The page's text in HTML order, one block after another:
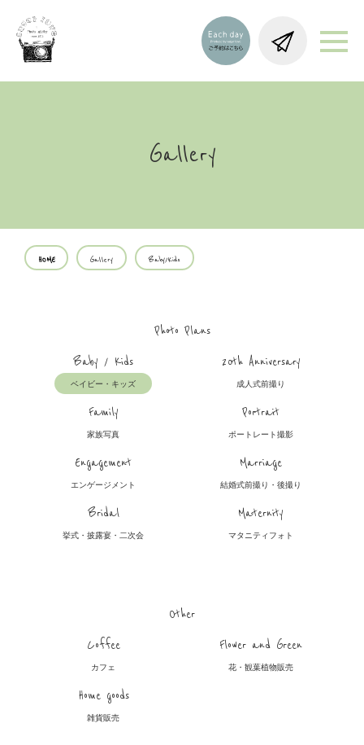
Gallery
HOME Gallery Baby/Kids
Photo Plans
Baby / Kids
ベイビー・キッズ
20th Anniversary
成人式前撮り
Family
家族写真
Portrait
ポートレート撮影
Engagement
エンゲージメント
Marriage
結婚式前撮り・後撮り
Bridal
挙式・披露宴・二次会
Maternity
マタニティフォト
Other
Coffee
カフェ
Flower and Green
花・観葉植物販売
Home goods
雑貨販売